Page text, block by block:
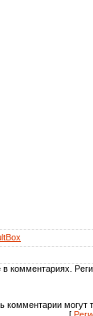
комментариях.
комментарии могут